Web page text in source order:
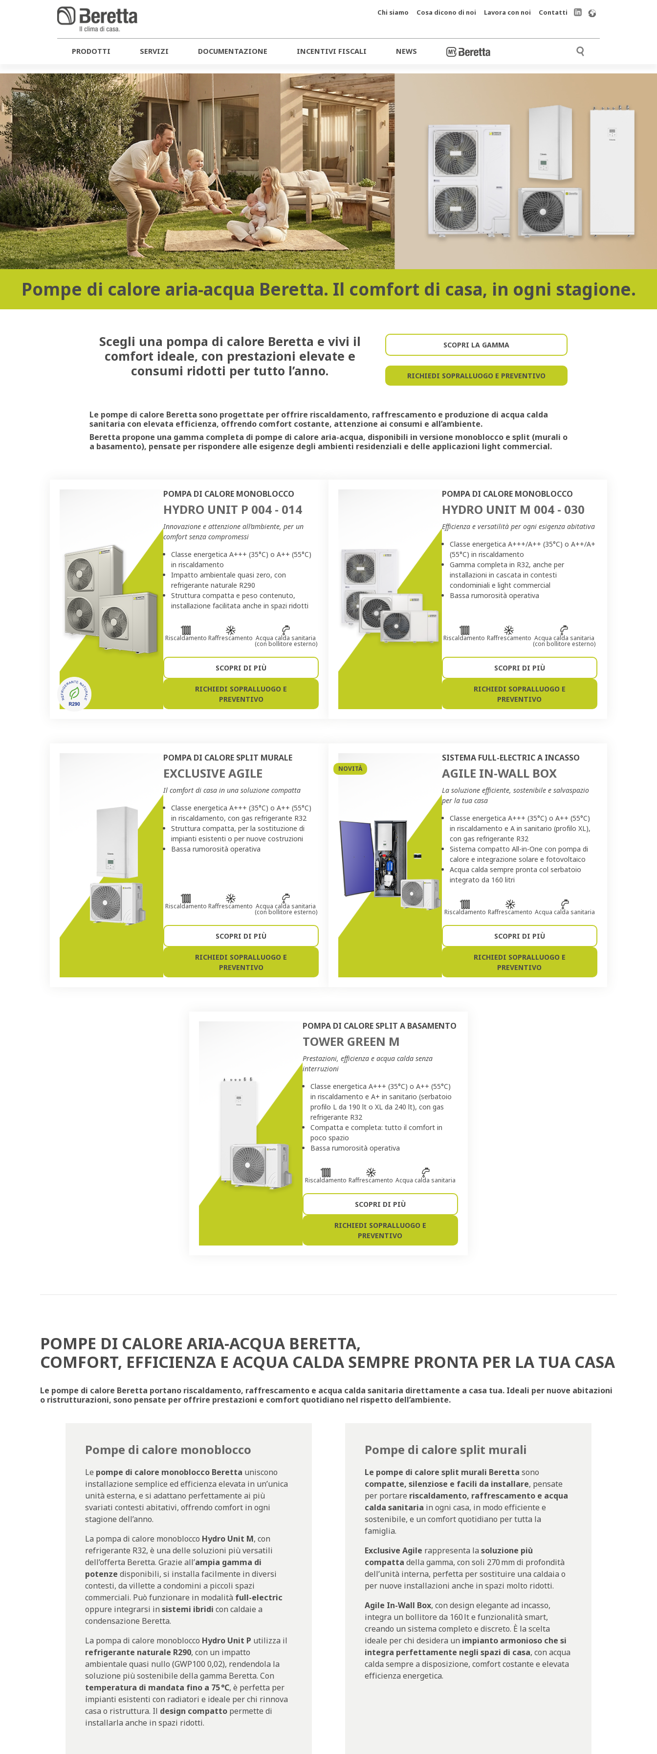
PRODOTTI SERVIZI DOCUMENTAZIONE INCENTIVI FISCALI NEWS
Chi siamo Cosa dicono di noi Lavora con noi Contatti
Pompe di calore aria-acqua Beretta. Il comfort di casa, in ogni stagione.
Scegli una pompa di calore Beretta e vivi il
comfort ideale, con prestazioni elevate e
consumi ridotti per tutto l’anno.
SCOPRI LA GAMMA
RICHIEDI SOPRALLUOGO E PREVENTIVO
Le pompe di calore Beretta sono progettate per offrire riscaldamento, raffrescamento e produzione di acqua calda
sanitaria con elevata efficienza, offrendo comfort costante, attenzione ai consumi e all’ambiente.
Beretta propone una gamma completa di pompe di calore aria-acqua, disponibili in versione monoblocco e split (murali o
a basamento), pensate per rispondere alle esigenze degli ambienti residenziali e delle applicazioni light commercial.
POMPA DI CALORE MONOBLOCCO
HYDRO UNIT P 004 - 014
Innovazione e attenzione all’ambiente, per un
comfort senza compromessi
Classe energetica A+++ (35°C) o A++ (55°C)
in riscaldamento
Impatto ambientale quasi zero, con
refrigerante naturale R290
Struttura compatta e peso contenuto,
installazione facilitata anche in spazi ridotti
Riscaldamento Raffrescamento Acqua calda sanitaria
(con bollitore esterno)
SCOPRI DI PIÙ
RICHIEDI SOPRALLUOGO E
PREVENTIVO
POMPA DI CALORE MONOBLOCCO
HYDRO UNIT M 004 - 030
Efficienza e versatilità per ogni esigenza abitativa
Classe energetica A+++/A++ (35°C) o A++/A+
(55°C) in riscaldamento
Gamma completa in R32, anche per
installazioni in cascata in contesti
condominiali e light commercial
Bassa rumorosità operativa
Riscaldamento Raffrescamento Acqua calda sanitaria
(con bollitore esterno)
SCOPRI DI PIÙ
RICHIEDI SOPRALLUOGO E
PREVENTIVO
POMPA DI CALORE SPLIT MURALE
EXCLUSIVE AGILE
Il comfort di casa in una soluzione compatta
Classe energetica A+++ (35°C) o A++ (55°C)
in riscaldamento, con gas refrigerante R32
Struttura compatta, per la sostituzione di
impianti esistenti o per nuove costruzioni
Bassa rumorosità operativa
Riscaldamento Raffrescamento Acqua calda sanitaria
(con bollitore esterno)
SCOPRI DI PIÙ
RICHIEDI SOPRALLUOGO E
PREVENTIVO
NOVITÀ
SISTEMA FULL-ELECTRIC A INCASSO
AGILE IN-WALL BOX
La soluzione efficiente, sostenibile e salvaspazio
per la tua casa
Classe energetica A+++ (35°C) o A++ (55°C)
in riscaldamento e A in sanitario (profilo XL),
con gas refrigerante R32
Sistema compatto All-in-One con pompa di
calore e integrazione solare e fotovoltaico
Acqua calda sempre pronta col serbatoio
integrato da 160 litri
Riscaldamento Raffrescamento Acqua calda sanitaria
SCOPRI DI PIÙ
RICHIEDI SOPRALLUOGO E
PREVENTIVO
POMPA DI CALORE SPLIT A BASAMENTO
TOWER GREEN M
Prestazioni, efficienza e acqua calda senza
interruzioni
Classe energetica A+++ (35°C) o A++ (55°C)
in riscaldamento e A+ in sanitario (serbatoio
profilo L da 190 lt o XL da 240 lt), con gas
refrigerante R32
Compatta e completa: tutto il comfort in
poco spazio
Bassa rumorosità operativa
Riscaldamento Raffrescamento Acqua calda sanitaria
SCOPRI DI PIÙ
RICHIEDI SOPRALLUOGO E
PREVENTIVO
POMPE DI CALORE ARIA-ACQUA BERETTA,
COMFORT, EFFICIENZA E ACQUA CALDA SEMPRE PRONTA PER LA TUA CASA
Le pompe di calore Beretta portano riscaldamento, raffrescamento e acqua calda sanitaria direttamente a casa tua. Ideali per nuove abitazioni
o ristrutturazioni, sono pensate per offrire prestazioni e comfort quotidiano nel rispetto dell’ambiente.
Pompe di calore monoblocco
Le pompe di calore monoblocco Beretta uniscono
installazione semplice ed efficienza elevata in un’unica
unità esterna, e si adattano perfettamente ai più
svariati contesti abitativi, offrendo comfort in ogni
stagione dell’anno.
La pompa di calore monoblocco Hydro Unit M, con
refrigerante R32, è una delle soluzioni più versatili
dell’offerta Beretta. Grazie all’ampia gamma di
potenze disponibili, si installa facilmente in diversi
contesti, da villette a condomini a piccoli spazi
commerciali. Può funzionare in modalità full-electric
oppure integrarsi insistemi ibridi con caldaie a
condensazione Beretta.
La pompa di calore monoblocco Hydro Unit P utilizza il
refrigerante naturale R290, con un impatto
ambientale quasi nullo (GWP100 0,02), rendendola la
soluzione più sostenibile della gamma Beretta. Con
temperatura di mandata fino a 75 °C, è perfetta per
impianti esistenti con radiatori e ideale per chi rinnova
casa o ristruttura. Il design compatto permette di
installarla anche in spazi ridotti.
Pompe di calore split murali
Le pompe di calore split murali Beretta sono
compatte, silenziose e facili da installare, pensate
per portare riscaldamento, raffrescamento e acqua
calda sanitaria in ogni casa, in modo efficiente e
sostenibile, e un comfort quotidiano per tutta la
famiglia.
Exclusive Agile rappresenta la soluzione più
compatta della gamma, con soli 270 mm di profondità
dell’unità interna, perfetta per sostituire una caldaia o
per nuove installazioni anche in spazi molto ridotti.
Agile In-Wall Box, con design elegante ad incasso,
integra un bollitore da 160 lt e funzionalità smart,
creando un sistema completo e discreto. È la scelta
ideale per chi desidera un impianto armonioso che si
integra perfettamente negli spazi di casa, con acqua
calda sempre a disposizione, comfort costante e elevata
efficienza energetica.